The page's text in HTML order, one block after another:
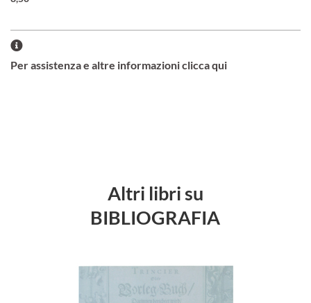
Per assistenza e altre informazioni clicca qui
Altri libri su
BIBLIOGRAFIA